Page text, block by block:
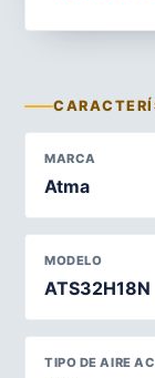
MARCA
Atma
MODELO
ATS32H18N
TIPO DE AIRE